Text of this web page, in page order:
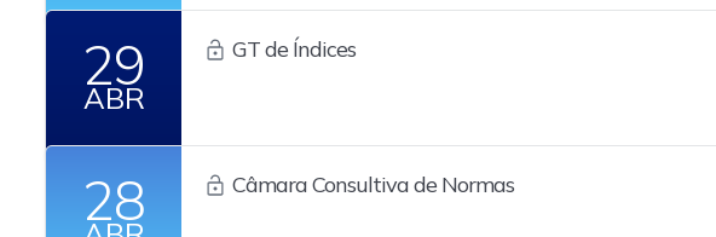
29
ABR
GT de Índices
28 Câmara Consultiva de Normas